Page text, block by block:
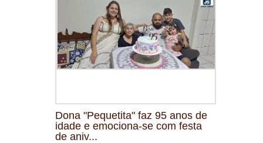
Dona "Pequetita" faz 95 anos de
idade e emociona-se com festa
de aniv...